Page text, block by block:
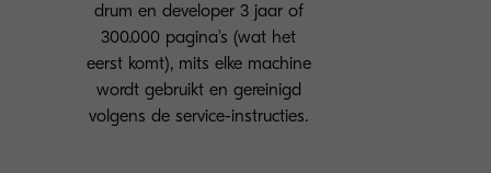
drum en developer 3 jaar of
300.000 pagina's (wat het
eerst komt), mits elke machine
wordt gebruikt en gereinigd
volgens de service-instructies.